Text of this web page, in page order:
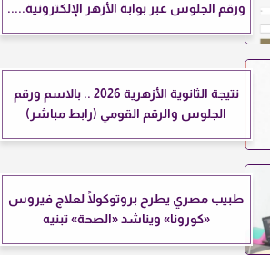
ورقم الجلوس عبر بوابة الأزهر الإلكترونية.....
نتيجة الثانوية الأزهرية 2026 .. بالاسم ورقم
الجلوس والرقم القومي (رابط مباشر)
طبيب مصري يطرح بروتوكولًا لعلاج فيروس
«كورونا» ويناشد «الصحة» تبنيه